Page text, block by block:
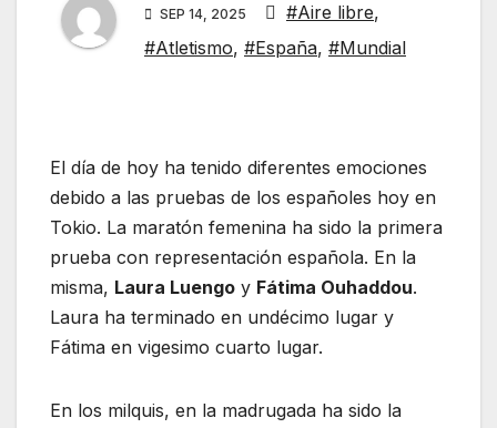
SEP 14, 2025 #Aire libre,
#Atletismo, #España, #Mundial
El día de hoy ha tenido diferentes emociones
debido a las pruebas de los españoles hoy en
Tokio. La maratón femenina ha sido la primera
prueba con representación española. En la
misma, Laura Luengo y Fátima Ouhaddou.
Laura ha terminado en undécimo lugar y
Fátima en vigesimo cuarto lugar.
En los milquis, en la madrugada ha sido la